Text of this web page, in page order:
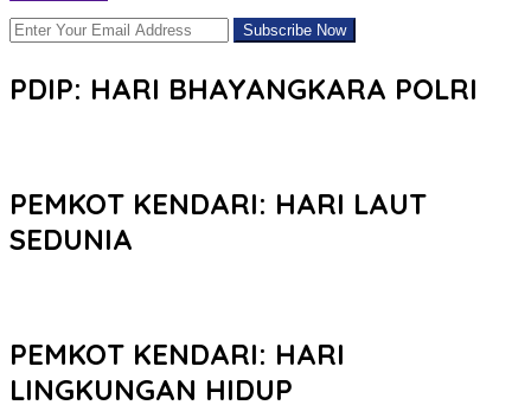
PDIP: HARI BHAYANGKARA POLRI
PEMKOT KENDARI: HARI LAUT
SEDUNIA
PEMKOT KENDARI: HARI
LINGKUNGAN HIDUP